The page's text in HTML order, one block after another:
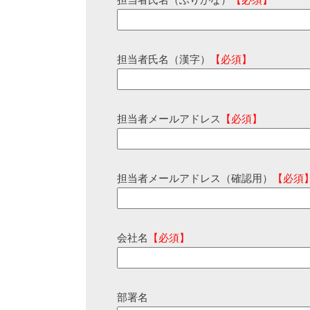
担当者氏名（漢字） 【必須】
担当者メールアドレス 【必須】
担当者メールアドレス（確認用） 【必須
会社名 【必須】
部署名